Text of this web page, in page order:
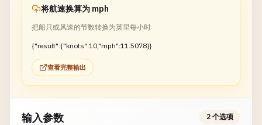
将航速换算为 mph
把船只或风速的节数转换为英里每小时
{"result":{"knots":10,"mph":11.5078}}
查看完整输出
输入参数 2 个选项